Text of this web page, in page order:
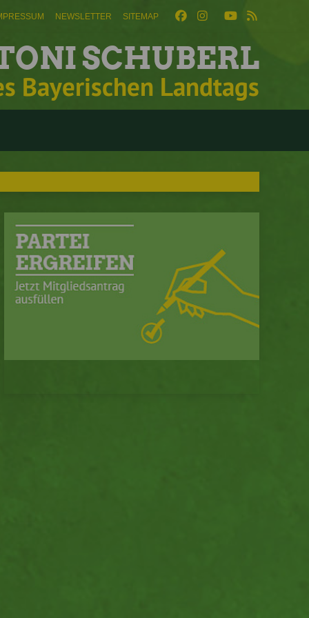
NEWSLETTER SITEMAP
SCHUBERL
Bayerischen Landtags